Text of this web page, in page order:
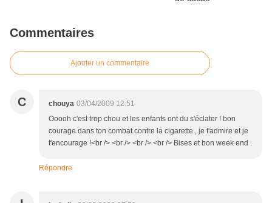
Commentaires
Ajouter un commentaire
C chouya 03/04/2009 12:51
Ooooh c'est trop chou et les enfants ont du s'éclater ! bon
courage dans ton combat contre la cigarette , je t'admire et je
t'encourage !<br /> <br /> <br /> <br /> Bises et bon week end .
Répondre